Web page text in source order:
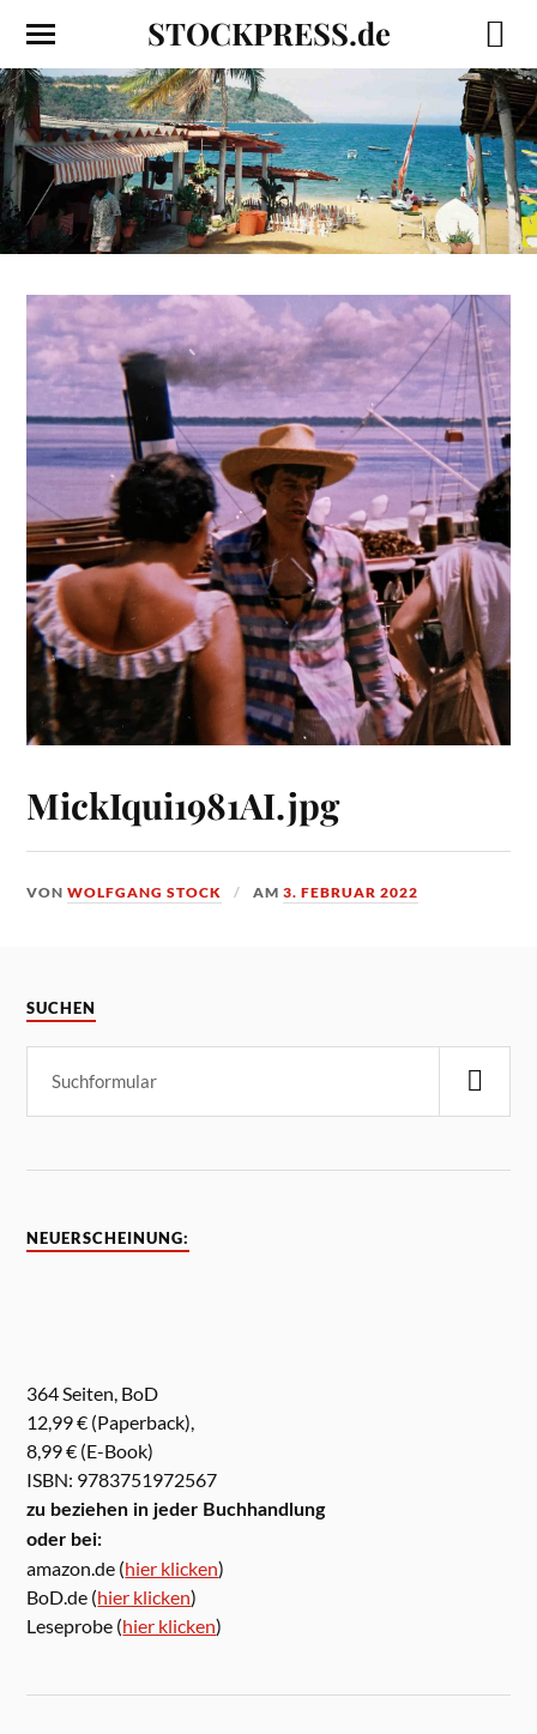
STOCKPRESS.de
MickIqui1981AI.jpg
VONWOLFGANG STOCK AM3. FEBRUAR 2022
SUCHEN
NEUERSCHEINUNG:
364 Seiten, BoD
12,99 € (Paperback),
8,99 € (E-Book)
ISBN: 9783751972567
zu beziehen in jeder Buchhandlung
oder bei:
amazon.de (hier klicken)
BoD.de (hier klicken)
Leseprobe (hier klicken)